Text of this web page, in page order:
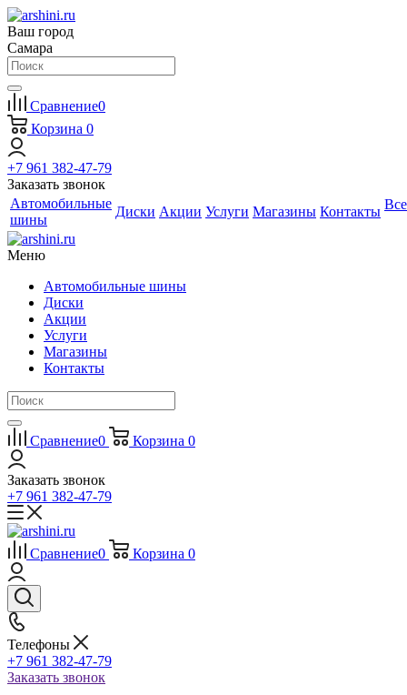
Ваш город
Самара
Сравнение0
Корзина 0
+7 961 382-47-79
Заказать звонок
Автомобильные
шины
Диски Акции Услуги Магазины Контакты Все
Меню
Автомобильные шины
Диски
Акции
Услуги
Магазины
Контакты
Сравнение0 Корзина 0
Заказать звонок
+7 961 382-47-79
Сравнение0 Корзина 0
Телефоны
+7 961 382-47-79
Заказать звонок